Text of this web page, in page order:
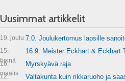
Uusimmat artikkelit
19. joulu 7.0. Joulukertomus lapsille
15.
heinä
16.9. Meister Eckhart & Eckhart
16.
maalis
Myrskyävä raja
12.
Valtakunta kuin rikkaruoho ja